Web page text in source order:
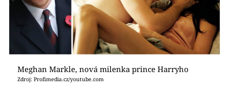
Sledujte prima+
Přihlášení
Meghan Markle, nová milenka prince Harryho
Zdroj: Profimedia.cz/youtube.com